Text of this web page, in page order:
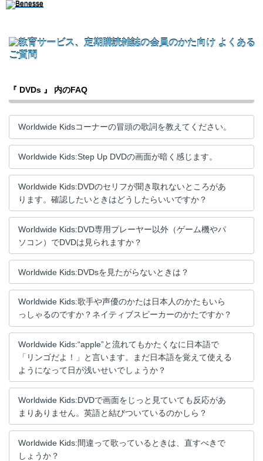
『 DVDs 』 内のFAQ
Worldwide Kidsコーナーの冒頭の歌詞を教えてください。
Worldwide Kids:Step Up DVDの画面が暗く感じます。
Worldwide Kids:DVDのセリフが聞き取れないところがあ
ります。確認したいときはどうしたらいいですか？
Worldwide Kids:DVD専用プレーヤー以外（ゲーム機やパ
ソコン）でDVDは見られますか？
Worldwide Kids:DVDsを見たがらないときは？
Worldwide Kids:歌手や声優のかたは日本人のかたもいら
っしゃるのですか？ネイティブスピーカーのかたですか？
Worldwide Kids:“apple”と流れてもかたくなに日本語で
「リンゴだよ！」と言います。まだ日本語を覚えて使える
ようになって日が浅いせいでしょうか？
Worldwide Kids:DVDで画面をじっと見ていても反応があ
まりありません。英語と結びついているのかしら？
Worldwide Kids:間違って歌っているときは、直すべきで
しょうか？